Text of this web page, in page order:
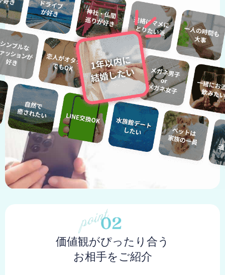
価値観がぴったり合う
お相手をご紹介